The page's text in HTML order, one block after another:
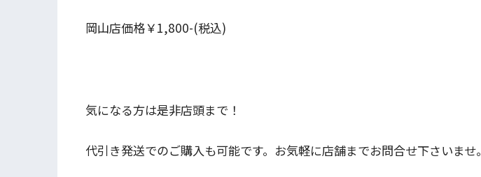
岡山店価格￥1,800-(税込)
気になる方は是非店頭まで！
代引き発送でのご購入も可能です。お気軽に店舗までお問合せ下さいませ。